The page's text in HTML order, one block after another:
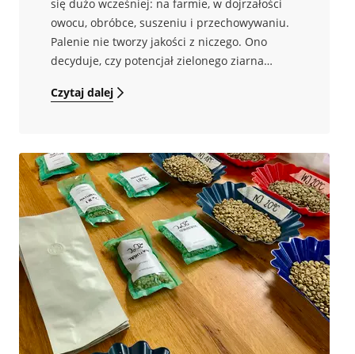
się dużo wcześniej: na farmie, w dojrzałości
owocu, obróbce, suszeniu i przechowywaniu.
Palenie nie tworzy jakości z niczego. Ono
decyduje, czy potencjał zielonego ziarna
stracony. Właśnie dlatego wolę mówić o
powtarzalnością procesu. Potwierdza to
zarówno literatura naukowa, jak i współczesne
opracowania branżowe. Charakter kawy
buduje się z prekursorów obecnych w
zielonym ziarnie, a profil palenia steruje tym,
jak te prekursory przejdą w smak, aromat i
teksturę.
Czytaj dalej